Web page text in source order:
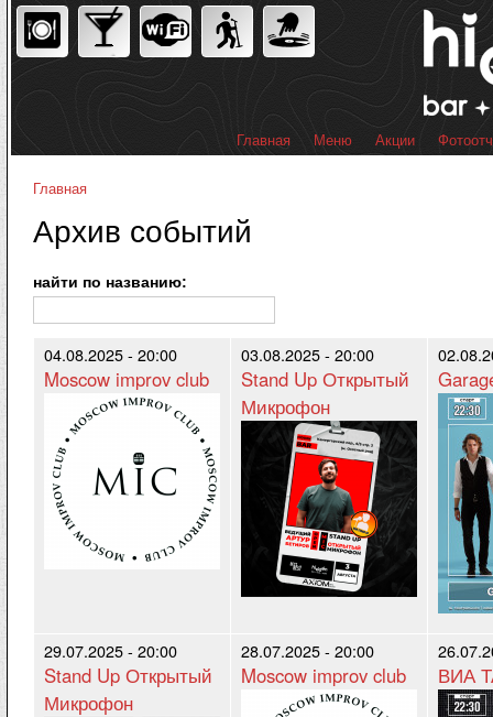
Главное меню
Главная Меню Акции
Главная
Архив событий
найти по названию:
04.08.2025 - 20:00
Moscow improv club
03.08.2025 - 20:00
Stand Up Открытый
Микрофон
29.07.2025 - 20:00
Stand Up Открытый
Микрофон
28.07.2025 - 20:00
Moscow improv club ВИА